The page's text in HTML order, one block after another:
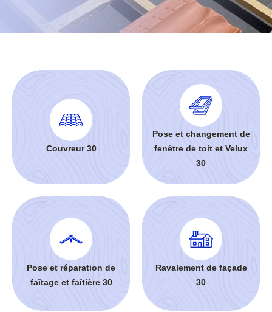
Couvreur 30
Pose et changement de
fenêtre de toit et Velux
30
Pose et réparation de
faîtage et faîtière 30
Ravalement de façade
30